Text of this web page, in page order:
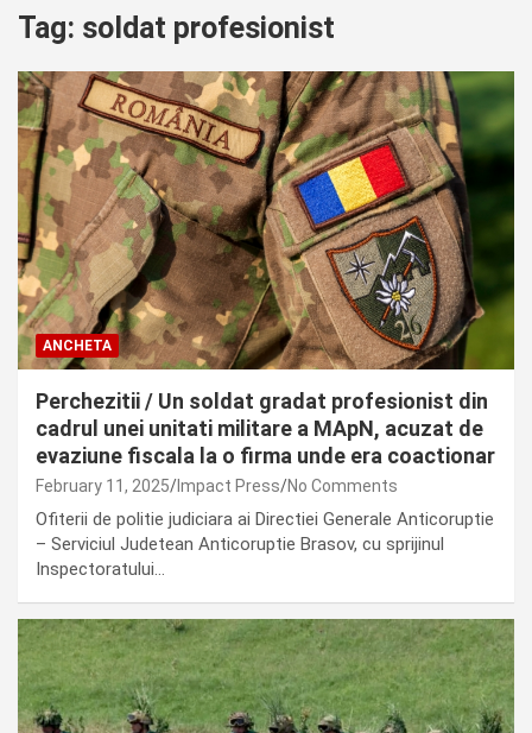
Tag: soldat profesionist
ANCHETA
Perchezitii / Un soldat gradat profesionist din
cadrul unei unitati militare a MApN, acuzat de
evaziune fiscala la o firma unde era coactionar
February 11, 2025 Impact Press No Comments
Ofiterii de politie judiciara ai Directiei Generale Anticoruptie
– Serviciul Judetean Anticoruptie Brasov, cu sprijinul
Inspectoratului…